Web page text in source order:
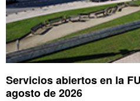
Servicios abiertos en la
agosto de 2026